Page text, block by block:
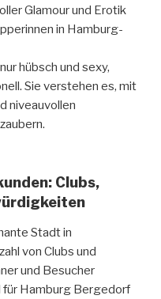
Glamour und Erotik
in Hamburg-
hübsch und sexy,
Sie verstehen es, mit
niveauvollen
Clubs,
Stadt in
von Clubs und
und Besucher
für Hamburg Bergedorf